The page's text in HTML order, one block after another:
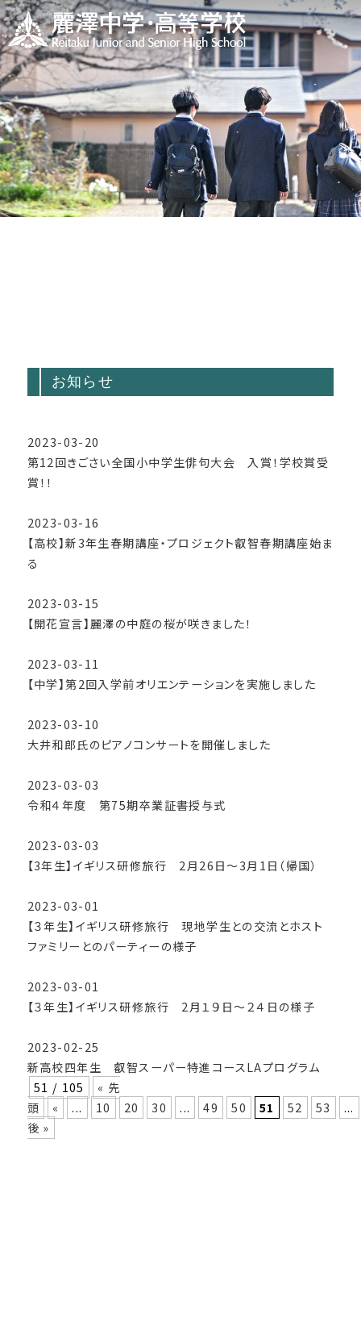
お知らせ
2023-03-20
第12回きごさい全国小中学生俳句大会 入賞！学校賞受
賞！！
2023-03-16
【高校】新3年生春期講座・プロジェクト叡智春期講座始ま
る
2023-03-15
【開花宣言】麗澤の中庭の桜が咲きました！
2023-03-11
【中学】第2回入学前オリエンテーションを実施しました
2023-03-10
大井和郎氏のピアノコンサートを開催しました
2023-03-03
令和４年度 第75期卒業証書授与式
2023-03-03
【3年生】イギリス研修旅行 2月26日～3月1日（帰国）
2023-03-01
【３年生】イギリス研修旅行 現地学生との交流とホスト
ファミリーとのパーティーの様子
2023-03-01
【３年生】イギリス研修旅行 2月１９日～２４日の様子
2023-02-25
新高校四年生 叡智スーパー特進コースLAプログラム
51 / 105
« 先
頭
« ... 10 20 30 ... 49 50 51 52 53
...
後 »